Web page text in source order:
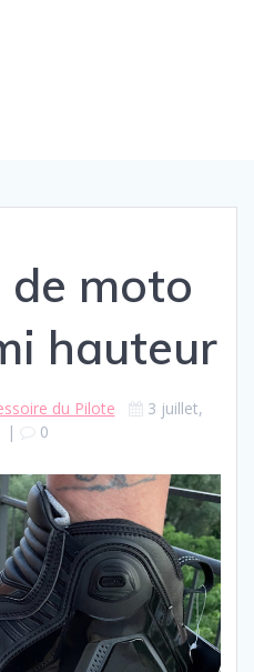
moto
hauteur
du Pilote
3 juillet,
| 0